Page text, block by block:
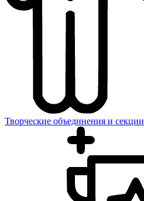
Творческие объединения и секции